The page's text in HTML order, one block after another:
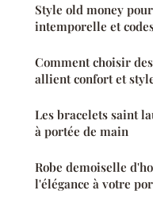
Style old money
intemporelle et
Comment choisir
allient confort et
Les bracelets saint
à portée de main
Robe demoiselle
l'élégance à votre